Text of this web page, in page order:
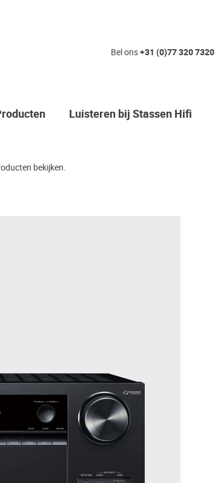
Bel ons+31 (0)77 320 7320
Luisteren bij Stassen Hifi
bekijken.